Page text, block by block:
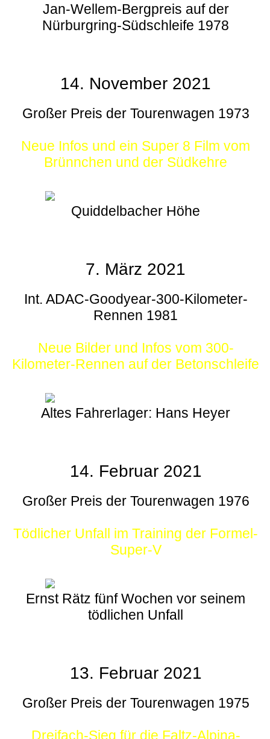
Jan-Wellem-Bergpreis auf der
Nürburgring-Südschleife 1978
14. November 2021
Großer Preis der Tourenwagen 1973
Neue Infos und ein Super 8 Film vom
Brünnchen und der Südkehre
Quiddelbacher Höhe
7. März 2021
Int. ADAC-Goodyear-300-Kilometer-
Rennen 1981
Neue Bilder und Infos vom 300-
Kilometer-Rennen auf der Betonschleife
Altes Fahrerlager: Hans Heyer
14. Februar 2021
Großer Preis der Tourenwagen 1976
Tödlicher Unfall im Training der Formel-
Super-V
Ernst Rätz fünf Wochen vor seinem
tödlichen Unfall
13. Februar 2021
Großer Preis der Tourenwagen 1975
Dreifach-Sieg für die Faltz-Alpina-